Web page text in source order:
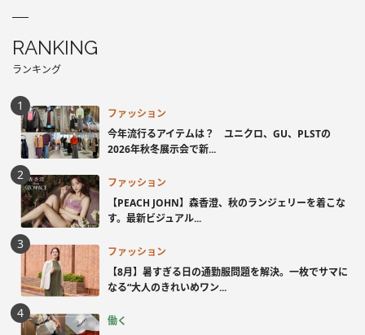
RANKING
ランキング
ファッション
今年流行るアイテムは？ ユニクロ、GU、PLSTの
2026年秋冬展示会で新...
ファッション
【PEACH JOHN】森香澄、秋のランジェリーを着こな
す。最新ビジュアル...
ファッション
【8月】暑すぎる日の通勤服問題を解決。一枚でサマに
なる“大人のきれいめワン...
働く